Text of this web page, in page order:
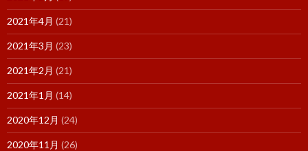
2021年4月 (21)
2021年3月 (23)
2021年2月 (21)
2021年1月 (14)
2020年12月 (24)
2020年11月 (26)